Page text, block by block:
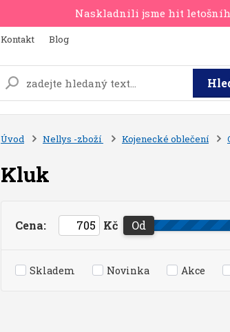
Naskladnili jsme hit
Kontakt Blog
Úvod Nellys -zboží Kojenecké oblečení
Kluk
Cena: Kč Od
Skladem Novinka Akce